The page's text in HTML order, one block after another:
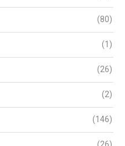
(80)
(1)
(26)
(2)
(146)
(26)